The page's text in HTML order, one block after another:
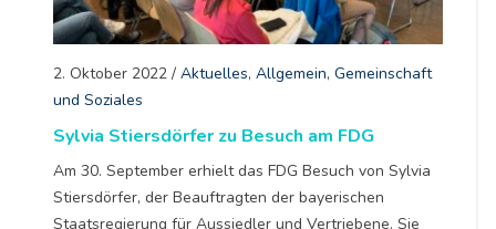
2. Oktober 2022/ Aktuelles, Allgemein, Gemeinschaft
und Soziales
Sylvia Stiersdörfer zu Besuch am FDG
Am 30. September erhielt das FDG Besuch von Sylvia
Stiersdörfer, der Beauftragten der bayerischen
Staatsregierung für Aussiedler und Vertriebene. Sie